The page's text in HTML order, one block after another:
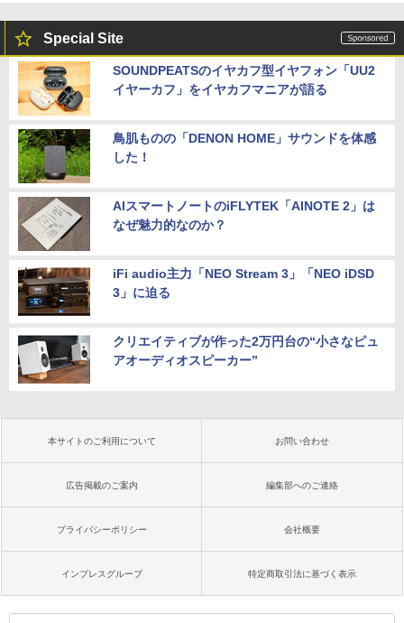
Special Site
SOUNDPEATSのイヤカフ型イヤフォン「UU2
イヤーカフ」をイヤカフマニアが語る
鳥肌ものの「DENON HOME」サウンドを体感
した！
AIスマートノートのiFLYTEK「AINOTE 2」は
なぜ魅力的なのか？
iFi audio主力「NEO Stream 3」「NEO iDSD
3」に迫る
クリエイティブが作った2万円台の“小さなピュ
アオーディオスピーカー”
本サイトのご利用について お問い合わせ
広告掲載のご案内 編集部へのご連絡
プライバシーポリシー 会社概要
インプレスグループ 特定商取引法に基づく表示